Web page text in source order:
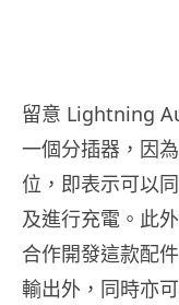
留意 Lightning
一個分插器，因
位，即表示可以
及進行充電。此
合作開發這款配
輸出外，同時亦